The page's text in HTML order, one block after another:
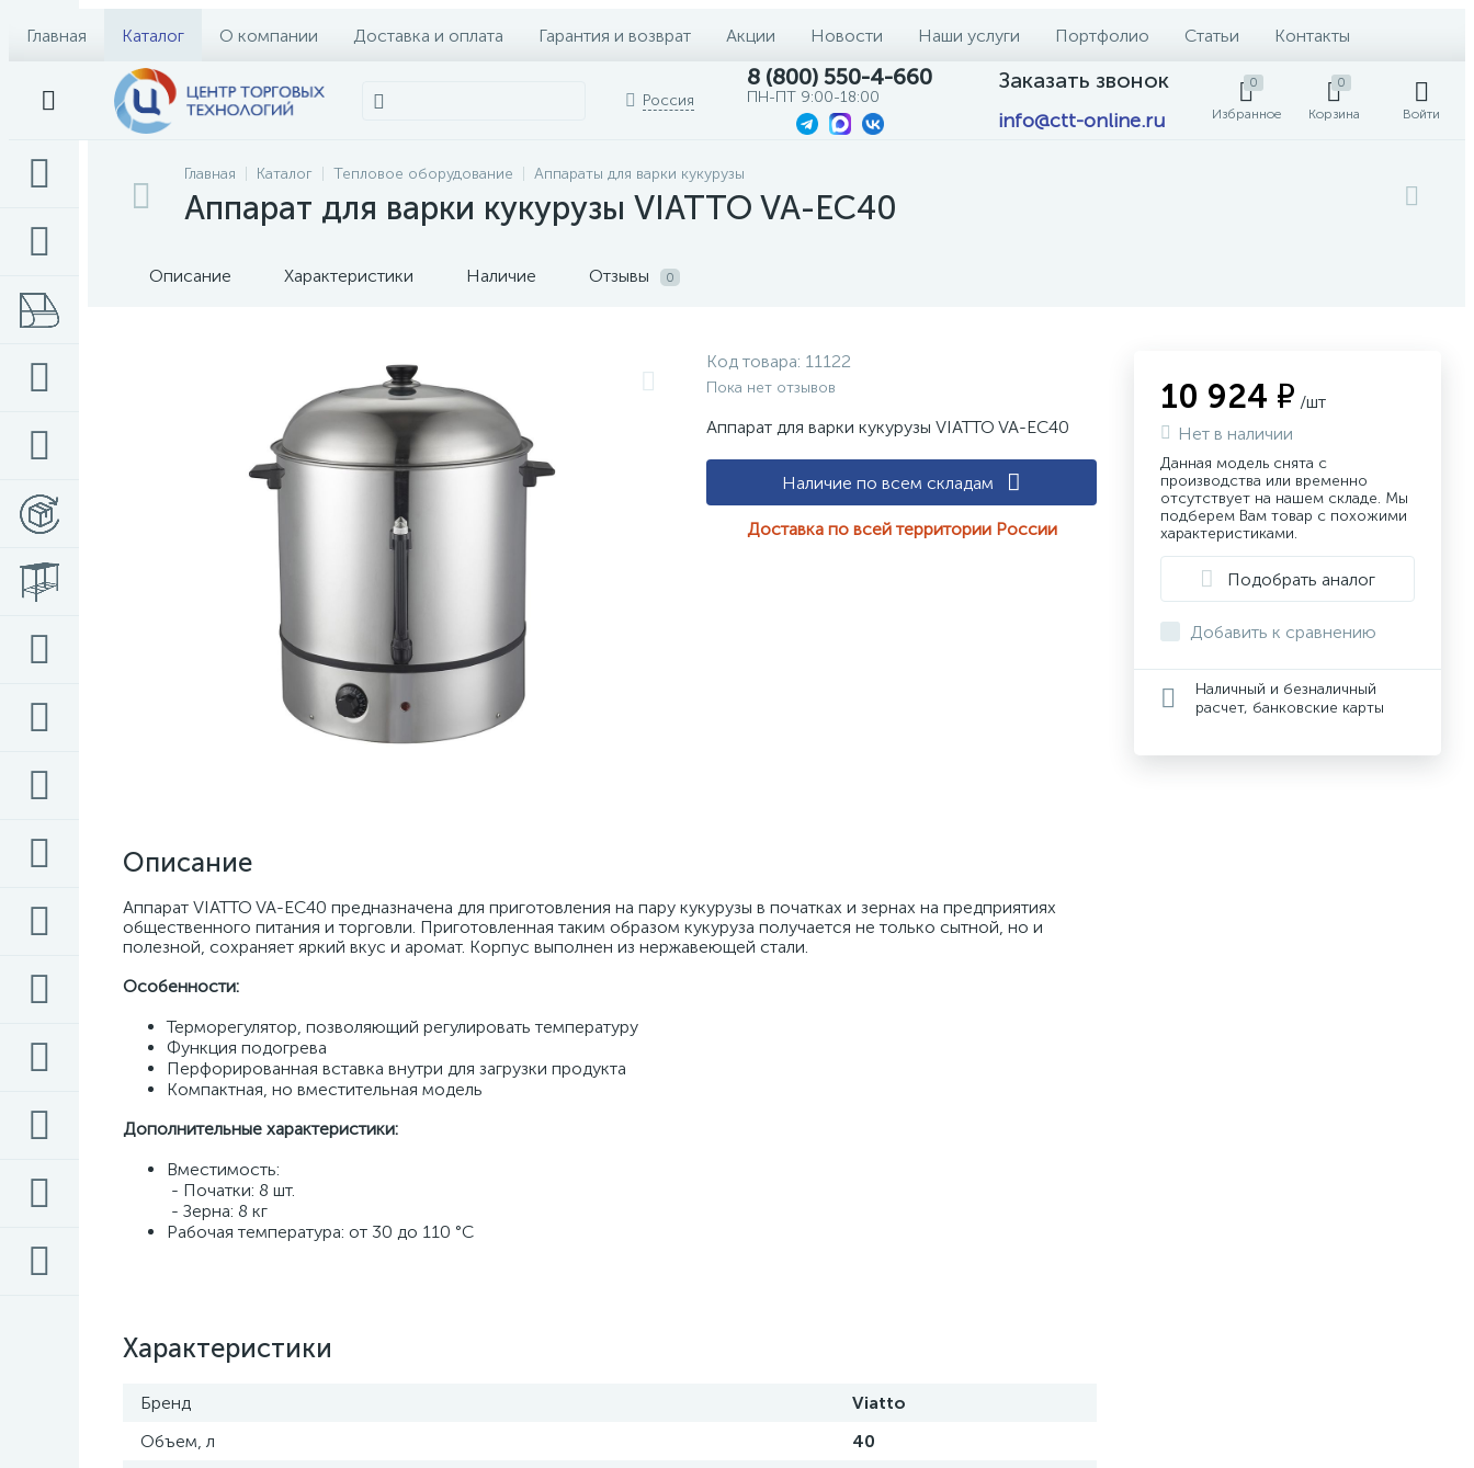
Главная Каталог О компании Доставка и оплата Гарантия и возврат Акции Новости Наши услуги Портфолио Статьи Контакты
Россия
8 (800) 550-4-660
ПН-ПТ 9:00-18:00
Заказать звонок
info@ctt-online.ru
0
Избранное
0
Корзина Войти
Главная Каталог Тепловое оборудование Аппараты для варки кукурузы
Аппарат для варки кукурузы VIATTO VA-EC40
Описание Характеристики Наличие Отзывы 0
Код товара: 11122
Пока нет отзывов
Аппарат для варки кукурузы VIATTO VA-EC40
Наличие по всем складам
Доставка по всей территории России
Описание
Аппарат VIATTO VA-EC40 предназначена для приготовления на пару кукурузы в початках и зернах на предприятиях
общественного питания и торговли. Приготовленная таким образом кукуруза получается не только сытной, но и
полезной, сохраняет яркий вкус и аромат. Корпус выполнен из нержавеющей стали.
Особенности:
Терморегулятор, позволяющий регулировать температуру
Функция подогрева
Перфорированная вставка внутри для загрузки продукта
Компактная, но вместительная модель
Дополнительные характеристики:
Вместимость:
- Початки: 8 шт.
- Зерна: 8 кг
Рабочая температура: от 30 до 110 °С
Характеристики
Бренд
Viatto
Объем, л
40
10 924 ₽ /шт
Нет в наличии
Данная модель снята с
производства или временно
отсутствует на нашем складе. Мы
подберем Вам товар с похожими
характеристиками.
Подобрать аналог
Добавить к сравнению
Наличный и безналичный
расчет, банковские карты